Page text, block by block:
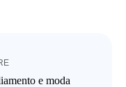
e moda